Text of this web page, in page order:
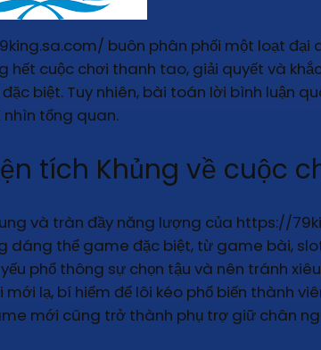
buôn phân phối một loạt đại
hết cuộc chơi thanh tao, giải quyết và
biệt. Tuy nhiên, bài toán lời bình luận
tổng quan.
tích Khủng về cuộc
và tràn đầy năng lượng của https://
dáng thể game đặc biệt, từ game bài,
phổ thông sự chọn tậu và nên tránh
mới lạ, bí hiểm để lôi kéo phổ biến thành
mới cũng trở thành phụ trợ giữ chân